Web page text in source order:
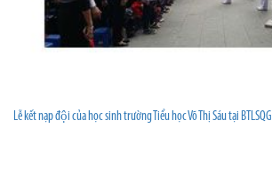
Lễ kết nạp đội của học sinh trường Tiểu học Võ Thị Sáu tại BTLSQG